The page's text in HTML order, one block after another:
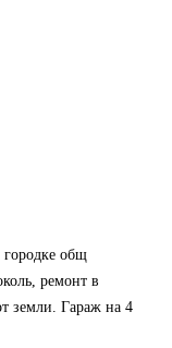
общ
ремонт в
земли. Гараж на 4